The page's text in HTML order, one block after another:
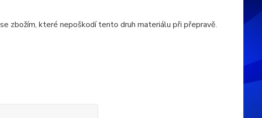
zbožím, které nepoškodí tento druh materiálu při přepravě.